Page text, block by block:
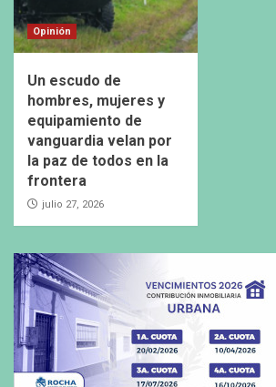
Opinión
Un escudo de
hombres, mujeres y
equipamiento de
vanguardia velan por
la paz de todos en la
frontera
julio 27, 2026